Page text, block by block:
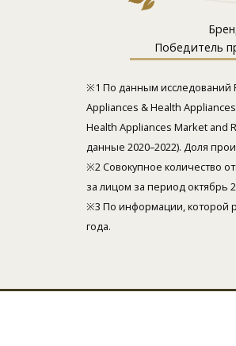
Победитель
※1 По данным исследований
Appliances & Health
Health Appliances Market and
данные 2020–2022). Доля
※2 Совокупное количество
за лицом за период октябрь
※3 По информации, которой
года.